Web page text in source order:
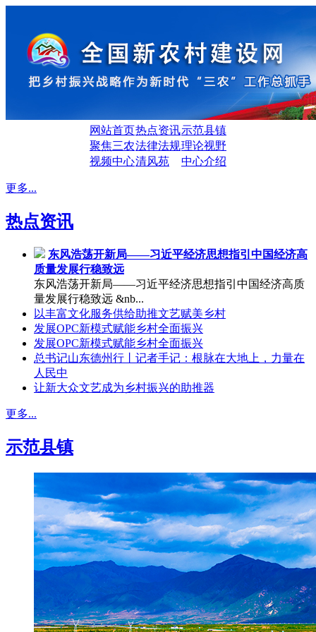
网站首页热点资讯示范县镇
聚焦三农法律法规理论视野
视频中心清风苑 中心介绍
更多...
热点资讯
东风浩荡开新局——习近平经济思想指引中国经济高
质量发展行稳致远
东风浩荡开新局——习近平经济思想指引中国经济高质
量发展行稳致远 &nb...
以丰富文化服务供给助推文艺赋美乡村
发展OPC新模式赋能乡村全面振兴
发展OPC新模式赋能乡村全面振兴
总书记山东德州行丨记者手记：根脉在大地上，力量在
人民中
让新大众文艺成为乡村振兴的助推器
更多...
示范县镇